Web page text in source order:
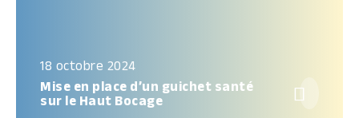
18 octobre 2024
Mise en place d’un guichet santé
sur le Haut Bocage
